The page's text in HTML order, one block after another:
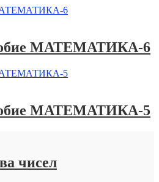
МАТЕМАТИКА-6
МАТЕМАТИКА-5
чисел